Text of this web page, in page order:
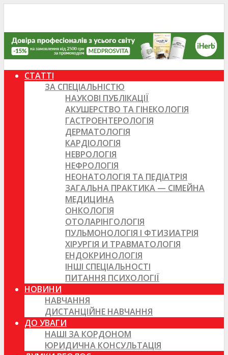
СТАТТІ
ЗА СПЕЦІАЛЬНІСТЮ
НАУКОВІ ПУБЛІКАЦІЇ
АКУШЕРСТВО ТА ГІНЕКОЛОГІЯ
ГАСТРОЕНТЕРОЛОГІЯ
ДЕРМАТОЛОГІЯ
КАРДІОЛОГІЯ
НЕВРОЛОГІЯ
НЕФРОЛОГІЯ
НЕОНАТОЛОГІЯ ТА ПЕДІАТРІЯ
ЗАГАЛЬНА ПРАКТИКА — СІМЕЙНА
МЕДИЦИНА
ОНКОЛОГІЯ
ОТОЛАРІНГОЛОГІЯ
ПУЛЬМОНОЛОГІЯ І ФТИЗИАТРІЯ
ХІРУРГІЯ И ТРАВМАТОЛОГІЯ
ЕНДОКРИНОЛОГІЯ
ІНШІ СПЕЦІАЛЬНОСТІ
ПИТАННЯ ПСИХОЛОГІЇ
НОВИНИ
НАВЧАННЯ
ДИСТАНЦІЙНЕ НАВЧАННЯ
ДО УВАГИ
НАШІ ЗА КОРДОНОМ
ЮРИДИЧНА КОНСУЛЬТАЦІЯ